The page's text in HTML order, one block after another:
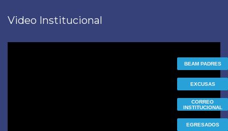
Video Institucional
EGRESADOS
CORREO
INSTITUCIONAL
BEAM PADRES
EXCUSAS